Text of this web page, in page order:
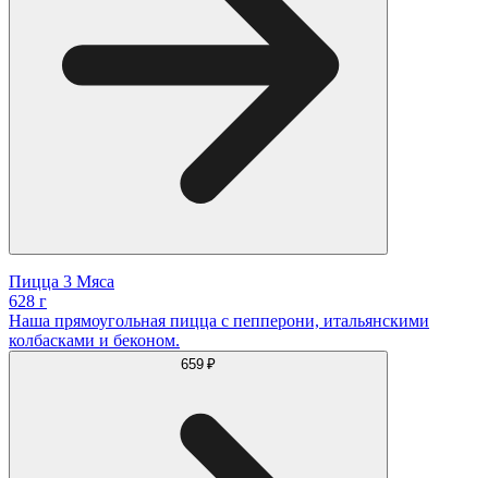
Пицца 3 Мяса
628 г
Наша прямоугольная пицца с пепперони, итальянскими
колбасками и беконом.
659 ₽